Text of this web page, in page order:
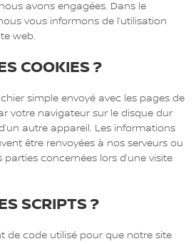
avons engagées. Dans le
vous informons de l’utilisation
web.
COOKIES ?
simple envoyé avec les pages de
votre navigateur sur le disque dur
autre appareil. Les informations
être renvoyées à nos serveurs ou
parties concernées lors d’une visite
SCRIPTS ?
de code utilisé pour que notre site